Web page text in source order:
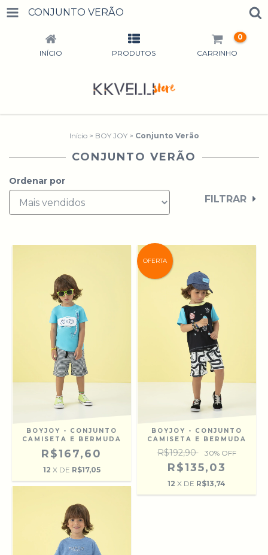
CONJUNTO VERÃO
INÍCIO PRODUTOS CARRINHO
0
Início > BOY JOY > Conjunto Verão
CONJUNTO VERÃO
Ordenar por
FILTRAR
BOYJOY - CONJUNTO
CAMISETA E BERMUDA
R$167,60
12 X DE R$17,05
OFERTA
BOYJOY - CONJUNTO
CAMISETA E BERMUDA
R$192,90 30% OFF
R$135,03
12 X DE R$13,74